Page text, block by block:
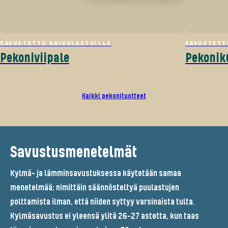
SAVUSTETTU KOIVULASTUILLA
Pekoniviipale
Kaikki pekonituotteet
Savustusmenetelmät
Kylmä- ja lämminsavustuksessa käytetään samaa
menetelmää; nimittäin säännösteltyä puulastujen
polttamista ilman, että niiden syttyy varsinaista tulta.
Kylmäsavustus ei yleensä ylitä 26-27 astetta, kun taas